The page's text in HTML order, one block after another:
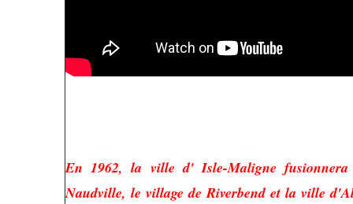
En 1962, la ville d' Isle-Maligne
Naudville, le village de Riverbend et la ville